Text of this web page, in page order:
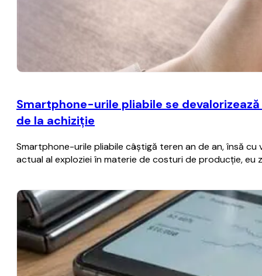
Smartphone-urile pliabile se
de la achiziţie
Smartphone-urile pliabile câştigă teren an de an, însă
actual al exploziei în materie de costuri de producţie,